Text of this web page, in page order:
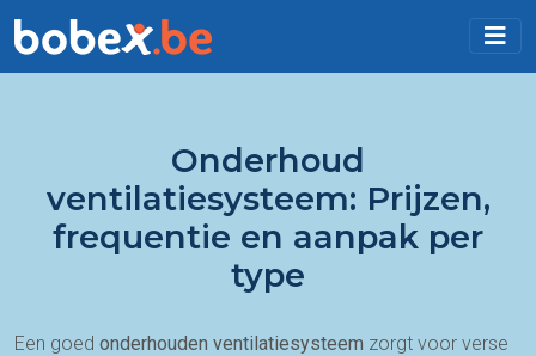
Onderhoud
ventilatiesysteem: Prijzen,
frequentie en aanpak per
type
Een goed onderhouden ventilatiesysteem zorgt voor verse